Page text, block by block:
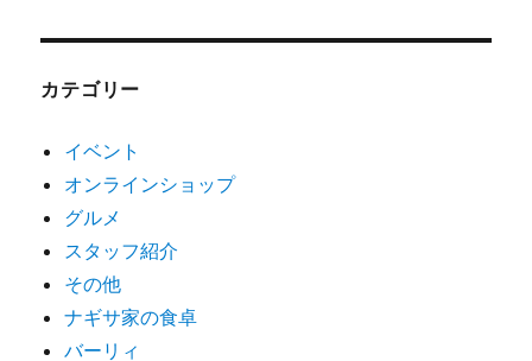
カテゴリー
イベント
オンラインショップ
グルメ
スタッフ紹介
その他
ナギサ家の食卓
バーリィ